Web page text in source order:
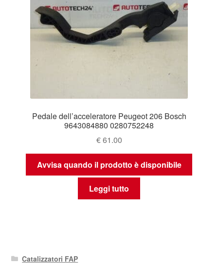
Pedale dell’acceleratore Peugeot 206 Bosch
9643084880 0280752248
€61.00
Avvisa quando il prodotto è disponibile
Leggi tutto
Catalizzatori FAP